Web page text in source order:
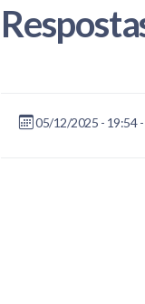
05/12/2025 - 19:54